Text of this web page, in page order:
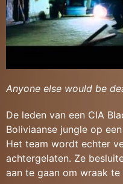
Anyone else would be
De leden van een CIA
Boliviaanse jungle op
Het team wordt echter
achtergelaten. Ze
aan te gaan om wraak te